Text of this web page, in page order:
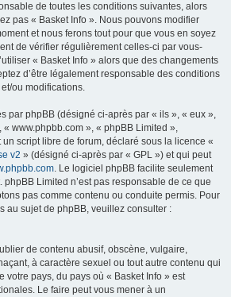
de toutes les conditions suivantes, alors
pas « Basket Info ». Nous pouvons modifier
et nous ferons tout pour que vous en soyez
de vérifier régulièrement celles-ci par vous-
« Basket Info » alors que des changements
d’être légalement responsable des conditions
ou modifications.
par phpBB (désigné ci-après par « ils », « eux »,
www.phpbb.com », « phpBB Limited »,
script libre de forum, déclaré sous la licence «
v2 » (désigné ci-après par « GPL ») et qui peut
. Le logiciel phpBB facilite seulement
phpBB Limited n’est pas responsable de ce que
pas comme contenu ou conduite permis. Pour
au sujet de phpBB, veuillez consulter :
de contenu abusif, obscène, vulgaire,
à caractère sexuel ou tout autre contenu qui
votre pays, du pays où « Basket Info » est
Le faire peut vous mener à un